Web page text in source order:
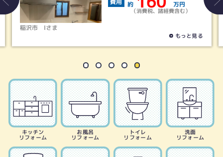
約
（消費税、諸経費含む）
キッチン
リフォーム
お風呂
リフォーム
トイレ
リフォーム
洗面
リフォーム